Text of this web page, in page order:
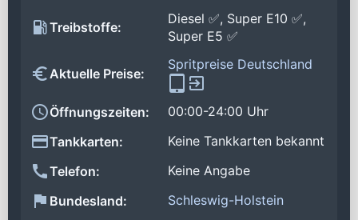
Treibstoffe:
Diesel ✅, Super E10 ✅,
Super E5 ✅
Aktuelle Preise:
Spritpreise Deutschland
Öffnungszeiten:
00:00-24:00 Uhr
Tankkarten:
Keine Tankkarten bekannt
Telefon:
Keine Angabe
Bundesland:
Schleswig-Holstein